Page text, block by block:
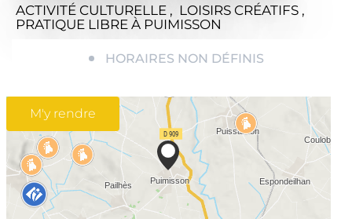
ACTIVITÉ CULTURELLE , LOISIRS CRÉATIFS ,
PRATIQUE LIBRE À PUIMISSON
HORAIRES NON DÉFINIS
M'y rendre